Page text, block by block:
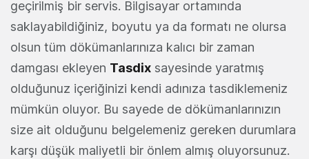
geçirilmiş bir servis. Bilgisayar ortamında
saklayabildiğiniz, boyutu ya da formatı ne olursa
olsun tüm dökümanlarınıza kalıcı bir zaman
damgası ekleyen Tasdix sayesinde yaratmış
olduğunuz içeriğinizi kendi adınıza tasdiklemeniz
mümkün oluyor. Bu sayede de dökümanlarınızın
size ait olduğunu belgelemeniz gereken durumlara
karşı düşük maliyetli bir önlem almış oluyorsunuz.